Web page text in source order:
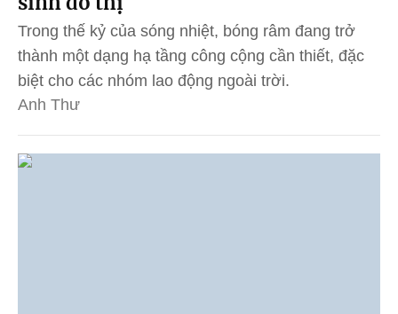
Trong thế kỷ của sóng nhiệt, bóng râm đang trở
thành một dạng hạ tầng công cộng cần thiết, đặc
biệt cho các nhóm lao động ngoài trời.
Anh Thư